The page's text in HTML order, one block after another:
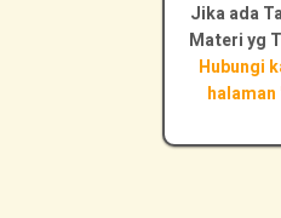
Jika ada
Materi yg
Hubungi